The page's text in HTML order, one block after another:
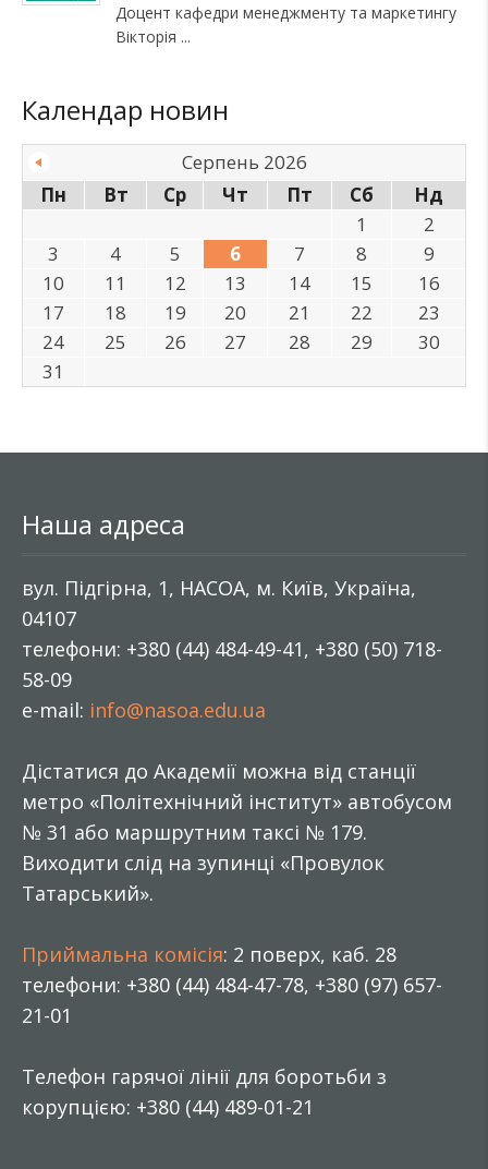
Доцент кафедри менеджменту та маркетингу
Вікторія
Календар новин
Серпень 2026
Пн
Вт Ср Чт Пт Сб
Нд
1
2
3
4 5 6 7 8
9
10
11 12 13 14 15
16
17
18 19 20 21 22
23
24
25 26 27 28 29
30
31
Наша адреса
вул. Підгірна, 1, НАСОА, м. Київ, Україна,
04107
телефони: +380 (44) 484-49-41, +380 (50) 718-
58-09
e-mail: info@nasoa.edu.ua
Дістатися до Академії можна від станції
метро «Політехнічний інститут» автобусом
№ 31 або маршрутним таксі № 179.
Виходити слід на зупинці «Провулок
Татарський».
Приймальна комісія: 2 поверх, каб. 28
телефони: +380 (44) 484-47-78, +380 (97) 657-
21-01
Телефон гарячої лінії для боротьби з
корупцією: +380 (44) 489-01-21